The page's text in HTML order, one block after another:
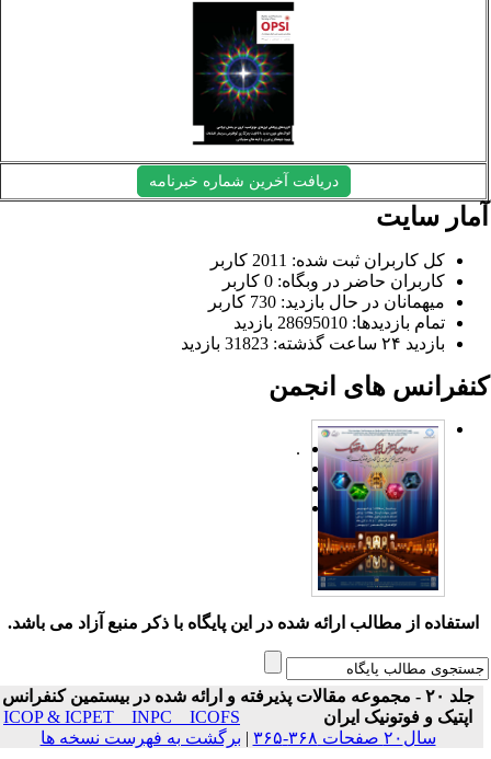
دریافت آخرین شماره خبرنامه
سایت
کل کاربران ثبت شده: 2011 کاربر
کاربران حاضر در وبگاه: 0 کاربر
میهمانان در حال بازدید: 730 کاربر
تمام بازدید‌ها: 28695010 بازدید
بازدید ۲۴ ساعت گذشته: 31823 بازدید
های انجمن
.
استفاده از مطالب ارائه شده در این پایگاه با ذکر منبع آزاد می باشد.
جلد ۲۰ - مجموعه مقالات پذیرفته و ارائه شده در بیستمین کنفرانس
اپتیک و فوتونیک ایران
ICOP & ICPET _ INPC _ ICOFS
سال۲۰ صفحات ۳۶۸-۳۶۵
|برگشت به فهرست نسخه ها